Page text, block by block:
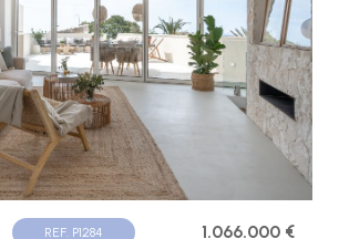
REF. P1284 1.066.000 €